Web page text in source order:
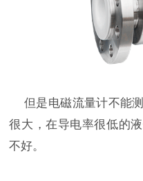
但是电磁流量计不能
很大，在导电率很低的
不好。